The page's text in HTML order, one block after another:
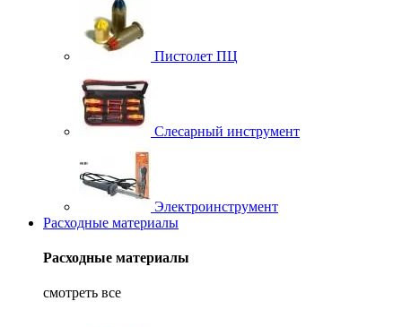
Пистолет ПЦ
Слесарный инструмент
Электроинструмент
Расходные материалы
Расходные материалы
смотреть все